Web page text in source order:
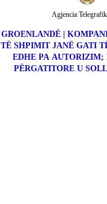
GROENLANDË |
TË SHPIMIT JANË GATI
EDHE PA AUTORIZIM;
PËRGATITORE U
Agjencia